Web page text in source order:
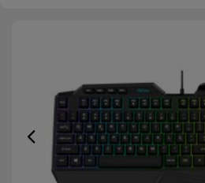
Previous